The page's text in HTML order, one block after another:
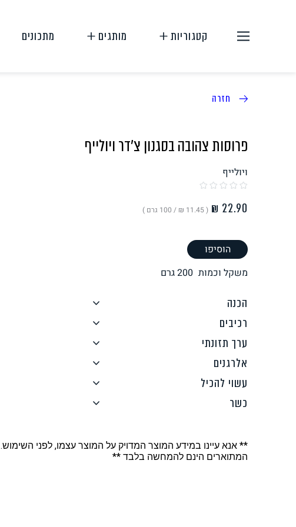
קטגוריות מותגים מתכונים
תחליפי בשר
לחם, עוגות, מאפים
ממרחים ורטבים גיפט קארד
חזרה
פרוסות צהובה בסגנון צ'דר ויולייף
ויולייף
( ‏11.45 ₪ / 100 גרם )
הוסיפו
משקל וכמות
גרם
הכנה
רכיבים
ערך תזונתי
אלרגנים
עשוי להכיל
כשר
** אנא עיינו במידע המוצר המדויק על המוצר עצמו, לפני
המתוארים הינם להמחשה בלבד **